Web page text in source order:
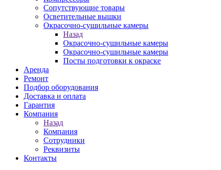
Сопутствующие товары
Осветительные вышки
Окрасочно-сушильные камеры
Назад
Окрасочно-сушильные камеры
Окрасочно-сушильные камеры
Посты подготовки к окраске
Аренда
Ремонт
Подбор оборудования
Доставка и оплата
Гарантия
Компания
Назад
Компания
Сотрудники
Реквизиты
Контакты